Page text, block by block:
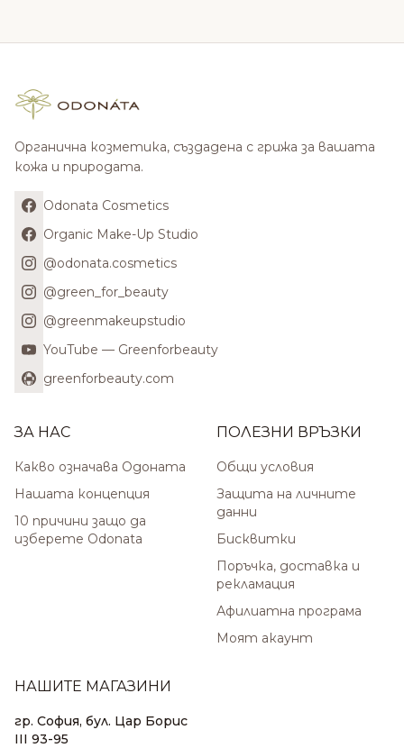
Органична козметика, създадена с грижа за вашата
кожа и природата.
Odonata Cosmetics
Organic Make-Up Studio
@odonata.cosmetics
@green_for_beauty
@greenmakeupstudio
YouTube — Greenforbeauty
greenforbeauty.com
ЗА НАС
Какво означава Одоната
Нашата концепция
10 причини защо да
изберете Odonata
ПОЛЕЗНИ ВРЪЗКИ
Общи условия
Защита на личните
данни
Бисквитки
Поръчка, доставка и
рекламация
Афилиатна програма
Моят акаунт
НАШИТЕ МАГАЗИНИ
гр. София, бул. Цар Борис
III 93-95